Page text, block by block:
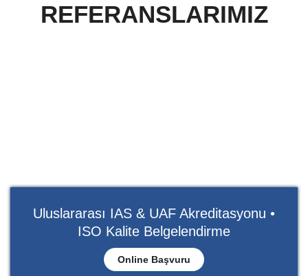
REFERANSLARIMIZ
Uluslararası IAS & UAF Akreditasyonu •
ISO Kalite Belgelendirme
Online Başvuru